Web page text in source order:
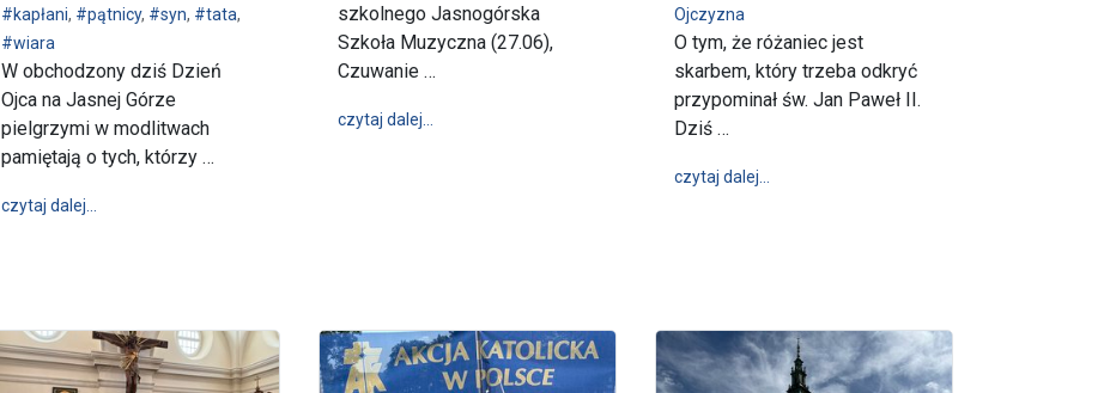
#kapłani, #pątnicy, #syn, #tata,
#wiara
W obchodzony dziś Dzień
Ojca na Jasnej Górze
pielgrzymi w modlitwach
pamiętają o tych, którzy …
czytaj dalej…
szkolnego Jasnogórska
Szkoła Muzyczna (27.06),
Czuwanie …
czytaj dalej… wpis W tym tygodniu (23-29.06.2025)
Ojczyzna
O tym, że różaniec jest
skarbem, który trzeba odkryć
przypominał św. Jan Paweł II.
Dziś …
czytaj dalej…